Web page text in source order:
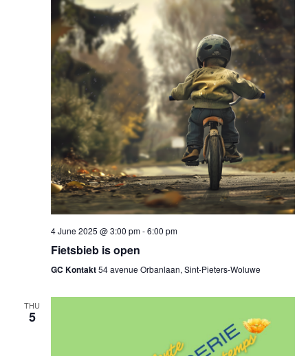
4 June 2025 @ 3:00 pm-6:00 pm
Fietsbieb is open
GC Kontakt54 avenue Orbanlaan, Sint-Pieters-Woluwe
THU
5